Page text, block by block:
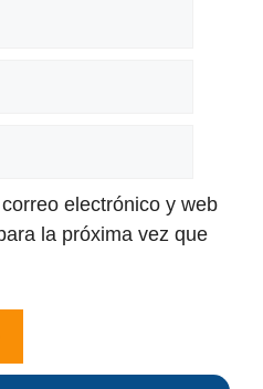
electrónico y web
la próxima vez que